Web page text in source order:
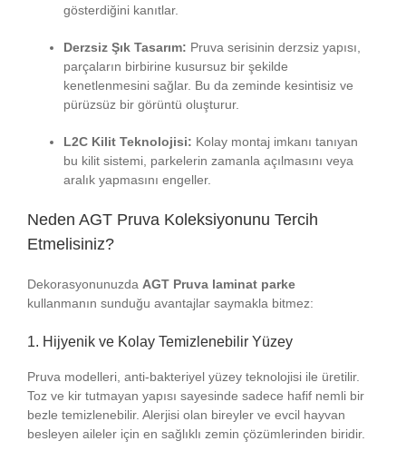
gösterdiğini kanıtlar.
Derzsiz Şık Tasarım: Pruva serisinin derzsiz yapısı,
parçaların birbirine kusursuz bir şekilde
kenetlenmesini sağlar. Bu da zeminde kesintisiz ve
pürüzsüz bir görüntü oluşturur.
L2C Kilit Teknolojisi: Kolay montaj imkanı tanıyan
bu kilit sistemi, parkelerin zamanla açılmasını veya
aralık yapmasını engeller.
Neden AGT Pruva Koleksiyonunu Tercih
Etmelisiniz?
Dekorasyonunuzda AGT Pruva laminat parke
kullanmanın sunduğu avantajlar saymakla bitmez:
1. Hijyenik ve Kolay Temizlenebilir Yüzey
Pruva modelleri, anti-bakteriyel yüzey teknolojisi ile üretilir.
Toz ve kir tutmayan yapısı sayesinde sadece hafif nemli bir
bezle temizlenebilir. Alerjisi olan bireyler ve evcil hayvan
besleyen aileler için en sağlıklı zemin çözümlerinden biridir.